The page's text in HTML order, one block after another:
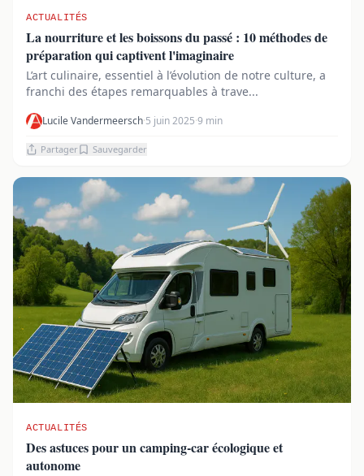
ACTUALITÉS
La nourriture et les boissons du passé : 10 méthodes de
préparation qui captivent l'imaginaire
L’art culinaire, essentiel à l’évolution de notre culture, a
franchi des étapes remarquables à trave...
Lucile Vandermeersch·5 juin 2025·9 min
Partager Sauvegarder
ACTUALITÉS
Des astuces pour un camping-car écologique et
autonome